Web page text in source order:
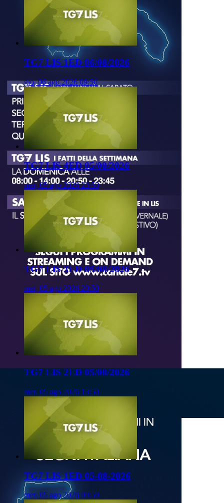
TG7 LIS 1ED 06/08/2026
gio, 06 ago 2026 09:50
TG7 LIS 4ED 05/08/2026
mer, 05 ago 2026 23:50
TG7 LIS 3ED 05/08/2026
mer, 05 ago 2026 20:50
TG7 LIS 2ED 05/08/2026
mer, 05 ago 2026 13:50
TG7 LIS 1ED 05-08-2026
mer, 05 ago 2026 09:50